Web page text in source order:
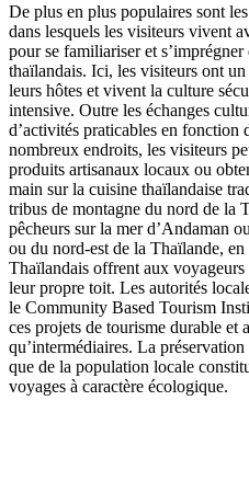
De plus en plus populaires sont
dans lesquels les visiteurs vivent
pour se familiariser et
thaïlandais. Ici, les visiteurs ont
leurs hôtes et vivent la culture
intensive. Outre les échanges
d’activités praticables en fonction
nombreux endroits, les visiteurs
produits artisanaux locaux ou
main sur la cuisine thaïlandaise
tribus de montagne du nord de la
pêcheurs sur la mer d’Andaman
ou du nord-est de la Thaïlande,
Thaïlandais offrent aux voyageurs
leur propre toit. Les autorités
le Community Based Tourism
ces projets de tourisme durable et
qu’intermédiaires. La
que de la population locale
voyages à caractère écologique.